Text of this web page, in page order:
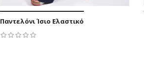
Παντελόνι Ίσιο Ελαστικό